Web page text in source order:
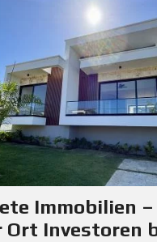
Immobilien
Ort Investoren